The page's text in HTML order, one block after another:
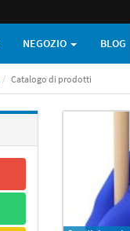
NEGOZIO BLOG
Catalogo di prodotti